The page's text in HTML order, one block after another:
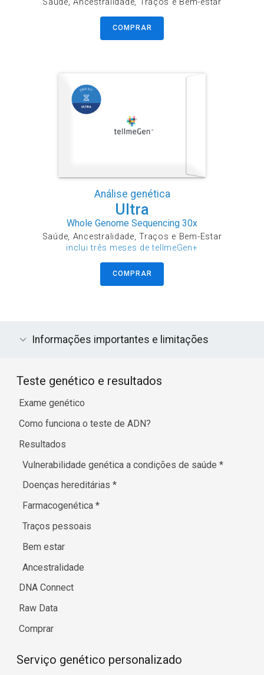
COMPRAR
Análise genética
Ultra
Whole Genome Sequencing 30x
Saúde, Ancestralidade, Traços e Bem-Estar
inclui três meses de tellmeGen+
COMPRAR
Informações importantes e limitações
Teste genético e resultados
Exame genético
Como funciona o teste de ADN?
Resultados
Vulnerabilidade genética a condições de saúde*
Doenças hereditárias*
Farmacogenética*
Traços pessoais
Bem estar
Ancestralidade
DNA Connect
Raw Data
Comprar
Serviço genético personalizado